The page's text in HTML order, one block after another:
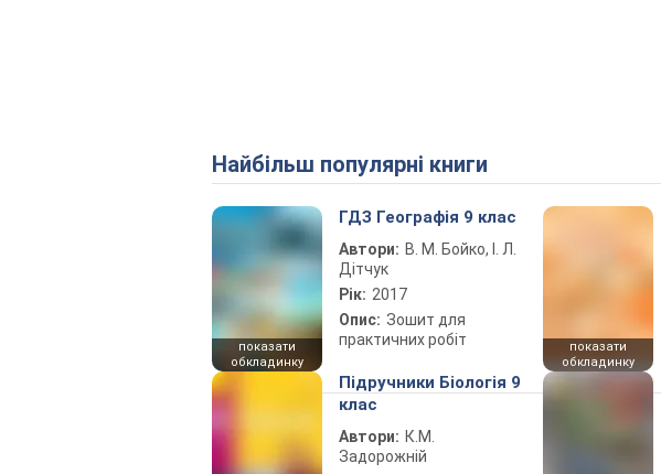
Найбільш популярні книги
показати
обкладинку
ГДЗ Географія 9 клас
Автори: В. М. Бойко, І. Л.
Дітчук
Рік: 2017
Опис: Зошит для
практичних робіт
показати
обкладинку
Підручники Біологія 9
клас
Автори: К.М.
Задорожній